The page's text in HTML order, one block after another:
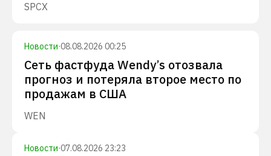
SPCX
Новости·08.08.2026 00:25
Сеть фастфуда Wendy’s отозвала
прогноз и потеряла второе место по
продажам в США
WEN
Новости·07.08.2026 23:23